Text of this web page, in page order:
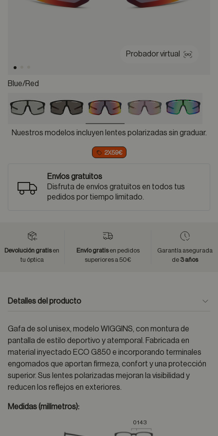
Probador virtual
Blue/red
selected
Nuestros modelos incluyen lentes polarizadas sin graduar.
2X59€
Envíos gratuitos
Disfruta de envíos gratuitos en todos tus
pedidos por tiempo limitado.
Devolución gratisen
tu óptica
Envío gratisen pedidos
superiores a 50€
Garantía asegurada
de 3 años
Detalles del producto
Gafa de sol unisex, modelo WIGGINS, con montura de
pantalla de estilo deportivo y atemporal. Fabricada en
material inyectado ECO G850 e incorporando terminales
engomados que aportan firmeza, confort y una protección
superior. Sus lentes polarizadas mejoran la visibilidad y
reducen los reflejos en exteriores.
Medidas (milímetros):
0143